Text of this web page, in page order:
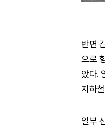
반면
으로
았다.
지하
일부